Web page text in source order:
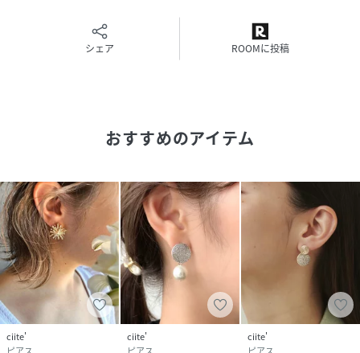
◆商品お気に入り登録◆
レディース
サイズ free
品番
MK0456_zr2210058
(zr2210058-1-16 MK0456
シェア ROOMに投稿
おすすめのアイテム
ciite'
ciite'
ciite'